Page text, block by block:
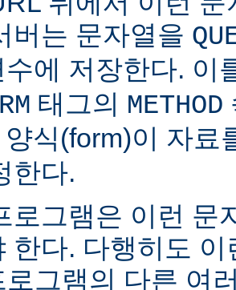
버는 문자열을
수에 저장한다. 이
태그의 METHOD
양식(form)이 자료
한다.
로그램은 이런 문
한다. 다행히도
로그램의 다른 여